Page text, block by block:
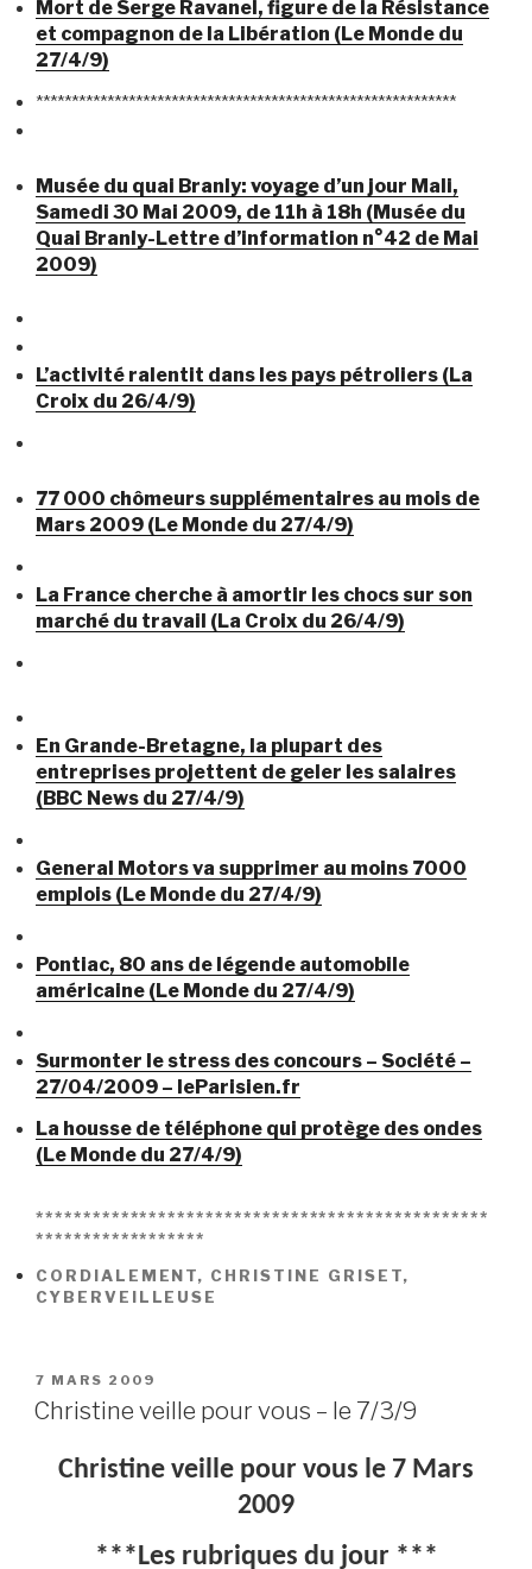
Mort de Serge Ravanel, figure de la Résistance
et compagnon de la Libération (Le Monde du
27/4/9)
***********************************************************
Musée du quai Branly: voyage d’un jour Mali,
Samedi 30 Mai 2009, de 11h à 18h (Musée du
Quai Branly-Lettre d’information n°42 de Mai
2009)
L’activité ralentit dans les pays pétroliers (La
Croix du 26/4/9)
77 000 chômeurs supplémentaires au mois de
Mars 2009 (Le Monde du 27/4/9)
La France cherche à amortir les chocs sur son
marché du travail (La Croix du 26/4/9)
En Grande-Bretagne, la plupart des
entreprises projettent de geler les salaires
(BBC News du 27/4/9)
General Motors va supprimer au moins 7000
emplois (Le Monde du 27/4/9)
Pontiac, 80 ans de légende automobile
américaine (Le Monde du 27/4/9)
Surmonter le stress des concours – Société –
27/04/2009 – leParisien.fr
La housse de téléphone qui protège des ondes
(Le Monde du 27/4/9)
************************************************
******************
CORDIALEMENT, CHRISTINE GRISET,
CYBERVEILLEUSE
PUBLIÉ
LE
7 MARS 2009
Christine veille pour vous – le 7/3/9
Christine veille pour vous le 7 Mars
2009
***Les rubriques du jour ***